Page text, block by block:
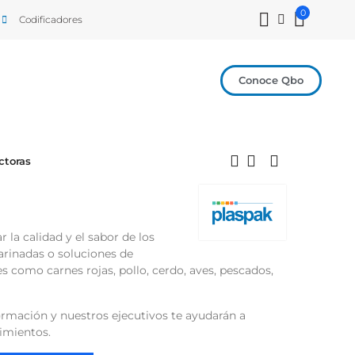
Codificadores
0
Conoce Qbo
la calidad y el sabor de los
o soluciones de
carnes rojas, pollo, cerdo, aves, pescados,
y nuestros ejecutivos te ayudarán a